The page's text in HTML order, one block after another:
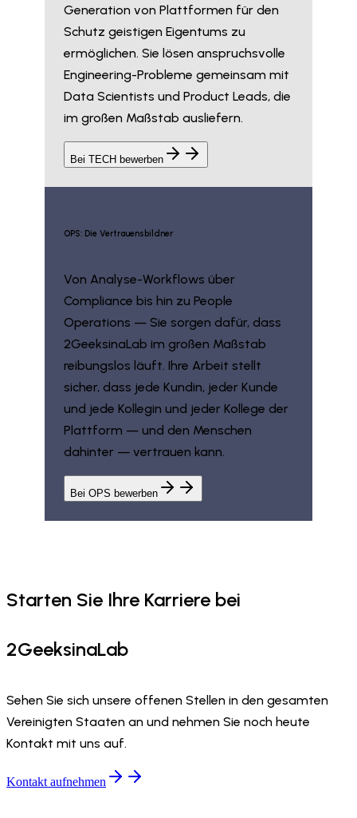
Generation von Plattformen für den
Schutz geistigen Eigentums zu
ermöglichen. Sie lösen anspruchsvolle
Engineering-Probleme gemeinsam mit
Data Scientists und Product Leads, die
im großen Maßstab ausliefern.
Bei TECH bewerben
OPS: Die Vertrauensbildner
Von Analyse-Workflows über
Compliance bis hin zu People
Operations — Sie sorgen dafür, dass
2GeeksinaLab im großen Maßstab
reibungslos läuft. Ihre Arbeit stellt
sicher, dass jede Kundin, jeder Kunde
und jede Kollegin und jeder Kollege der
Plattform — und den Menschen
dahinter — vertrauen kann.
Bei OPS bewerben
Starten Sie Ihre Karriere bei
2GeeksinaLab
Sehen Sie sich unsere offenen Stellen in den gesamten
Vereinigten Staaten an und nehmen Sie noch heute
Kontakt mit uns auf.
Kontakt aufnehmen